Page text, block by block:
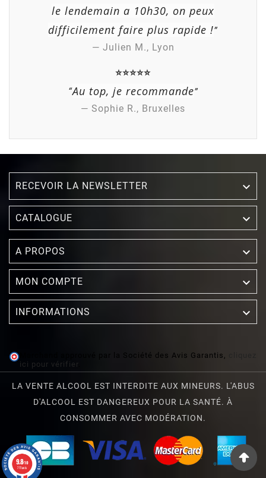
le lendemain a 10h30, on peux
difficilement faire plus rapide !”
— Julien M., Lyon
⭐⭐⭐⭐⭐
“Au top, je recommande”
— Sophie R., Bruxelles
RECEVOIR LA NEWSLETTER 
CATALOGUE 
A PROPOS 
MON COMPTE 
INFORMATIONS 
Marchand approuvé par la Société des Avis Garantis,
ici pour vérifier
LA VENTE ALCOOL EST INTERDITE AUX MINEURS. L'ABUS
D'ALCOOL EST DANGEREUX POUR LA SANTÉ. À
CONSOMMER AVEC MODÉRATION.
9.8/10
711 avis